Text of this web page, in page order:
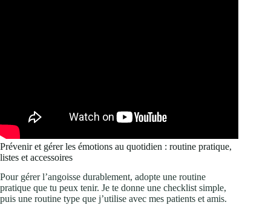
Prévenir et gérer les émotions au quotidien : routine pratique,
listes et accessoires
Pour gérer l’angoisse durablement, adopte une routine
pratique que tu peux tenir. Je te donne une checklist simple,
puis une routine type que j’utilise avec mes patients et amis.